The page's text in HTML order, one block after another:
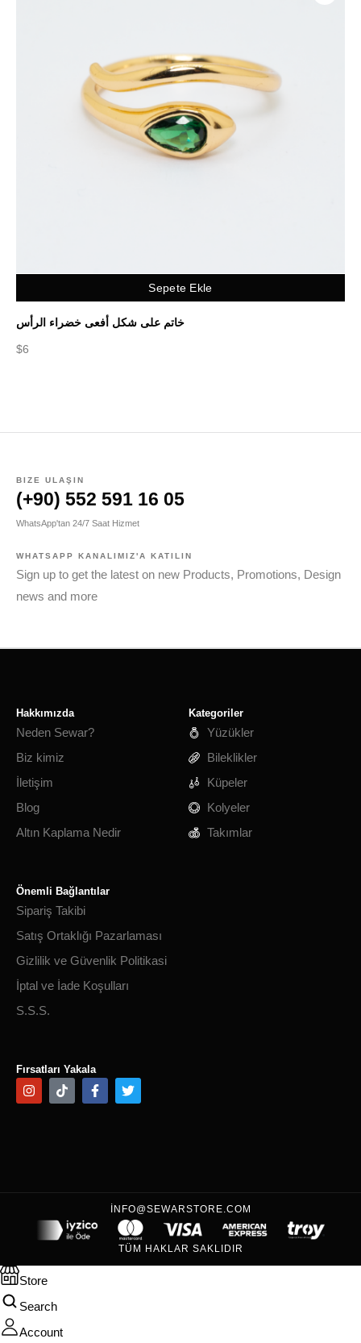
Sepete Ekle
خاتم على شكل أفعى خضراء الرأس
$6
BIZE ULAŞIN
(+90) 552 591 16 05
WhatsApp'tan 24/7 Saat Hizmet
WHATSAPP KANALIMIZ'A KATILIN
Sign up to get the latest on new Products, Promotions, Design
news and more
Hakkımızda
Neden Sewar?
Biz kimiz
İletişim
Blog
Altın Kaplama Nedir
Kategoriler
Yüzükler
Bileklikler
Küpeler
Kolyeler
Takımlar
Önemli Bağlantılar
Sipariş Takibi
Satış Ortaklığı Pazarlaması
Gizlilik ve Güvenlik Politikasi
İptal ve İade Koşulları
S.S.S.
Fırsatları Yakala
INFO@SEWARSTORE.COM
TÜM HAKLAR SAKLIDIR
Store
Search
Account